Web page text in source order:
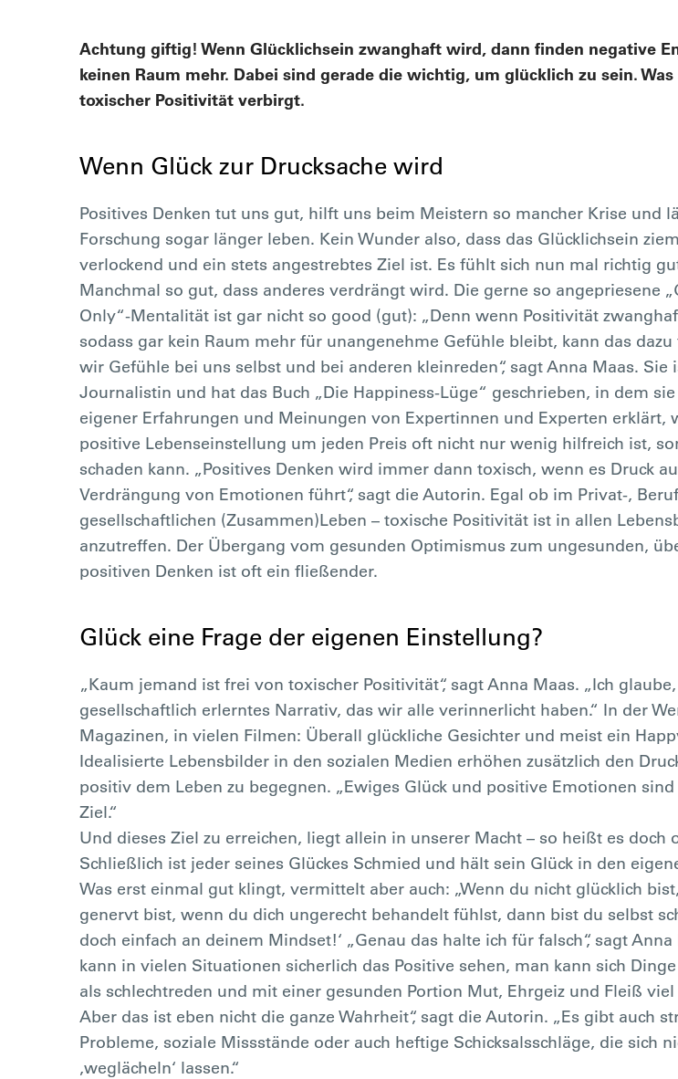
Achtung giftig! Wenn Glücklichsein zwanghaft wird, dann finden negative
keinen Raum mehr. Dabei sind gerade die wichtig, um glücklich zu sein.
toxischer Positivität verbirgt.
Wenn Glück zur Drucksache wird
Positives Denken tut uns gut, hilft uns beim Meistern so mancher Krise und
Forschung sogar länger leben. Kein Wunder also, dass das Glücklichsein
verlockend und ein stets angestrebtes Ziel ist. Es fühlt sich nun mal richtig
Manchmal so gut, dass anderes verdrängt wird. Die gerne so angepriesene
Only“-Mentalität ist gar nicht so good (gut): „Denn wenn Positivität
sodass gar kein Raum mehr für unangenehme Gefühle bleibt, kann das
wir Gefühle bei uns selbst und bei anderen kleinreden“, sagt Anna Maas. Sie
Journalistin und hat das Buch „Die Happiness-Lüge“ geschrieben, in dem
eigener Erfahrungen und Meinungen von Expertinnen und Experten erklärt,
positive Lebenseinstellung um jeden Preis oft nicht nur wenig hilfreich ist,
schaden kann. „Positives Denken wird immer dann toxisch, wenn es Druck
Verdrängung von Emotionen führt“, sagt die Autorin. Egal ob im Privat-,
gesellschaftlichen (Zusammen)Leben – toxische Positivität ist in allen
anzutreffen. Der Übergang vom gesunden Optimismus zum ungesunden,
positiven Denken ist oft ein fließender.
Glück eine Frage der eigenen Einstellung?
„Kaum jemand ist frei von toxischer Positivität“, sagt Anna Maas. „Ich
gesellschaftlich erlerntes Narrativ, das wir alle verinnerlicht haben.“ In der
Magazinen, in vielen Filmen: Überall glückliche Gesichter und meist ein
Idealisierte Lebensbilder in den sozialen Medien erhöhen zusätzlich den
positiv dem Leben zu begegnen. „Ewiges Glück und positive Emotionen
Ziel.“
Und dieses Ziel zu erreichen, liegt allein in unserer Macht – so heißt es doch
Schließlich ist jeder seines Glückes Schmied und hält sein Glück in den
Was erst einmal gut klingt, vermittelt aber auch: „Wenn du nicht glücklich
genervt bist, wenn du dich ungerecht behandelt fühlst, dann bist du selbst
doch einfach an deinem Mindset!‘ „Genau das halte ich für falsch“, sagt
kann in vielen Situationen sicherlich das Positive sehen, man kann sich
als schlechtreden und mit einer gesunden Portion Mut, Ehrgeiz und Fleiß viel
Aber das ist eben nicht die ganze Wahrheit“, sagt die Autorin. „Es gibt auch
Probleme, soziale Missstände oder auch heftige Schicksalsschläge, die sich
,weglächeln‘ lassen.“